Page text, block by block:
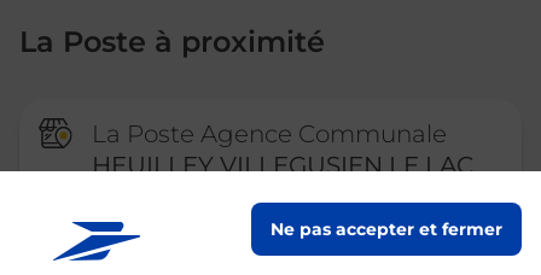
Ne pas accepter et fermer
La Poste à proximité
La Poste Agence Communale
HEUILLEY VILLEGUSIEN LE LAC
Fermé ouvre lundi à